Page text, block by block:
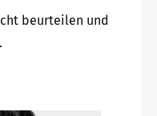
beurteilen und